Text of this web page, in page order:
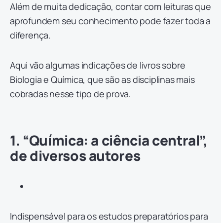
Além de muita dedicação, contar com leituras que
aprofundem seu conhecimento pode fazer toda a
diferença.
Aqui vão algumas indicações de livros sobre
Biologia e Química, que são as disciplinas mais
cobradas nesse tipo de prova.
1. “Química: a ciência central”,
de diversos autores
Indispensável para os estudos preparatórios para